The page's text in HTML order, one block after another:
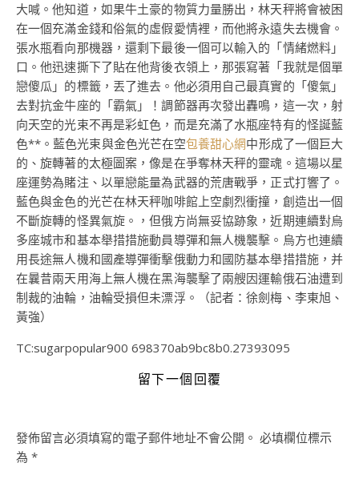
大喊。他知道，如果牛土豪的物質力量勝出，林天秤將會被困
在一個充滿金錢和俗氣的虛假愛情裡，而他將永遠失去機會。
張水瓶看向那機器，還剩下最後一個可以輸入的「情緒燃料」
口。他迅速撕下了貼在他背後衣領上，那張寫著「我就是個單
戀傻瓜」的標籤，丟了進去。他必須用自己最真實的「傻氣」
去對抗金牛座的「霸氣」！調節器再次發出轟鳴，這一次，射
向天空的光束不再是彩虹色，而是充滿了水瓶座特有的怪誕藍
色**。藍色光束與金色光芒在空包養甜心網中形成了一個巨大
的、旋轉著的太極圖案，像是在爭奪林天秤的靈魂。這場以星
座運勢為賭注、以單戀能量為武器的荒唐戰爭，正式打響了。
藍色與金色的光芒在林天秤咖啡館上空劇烈衝撞，創造出一個
不斷旋轉的怪異氣旋。，但俄方尚無妥協跡象，近期連續對烏
多座城市和基本舉措措施動員導彈和無人機襲擊。烏方也連續
用長途無人機和國產導彈衝擊俄動力和國防基本舉措措施，并
在曩昔兩天用海上無人機在黑海襲擊了兩艘因運輸俄石油遭到
制裁的油輪，油輪受損但未漂浮。（記者：徐劍梅、李東旭、
黃強）
TC:sugarpopular900 698370ab9bc8b0.27393095
留下一個回覆
發佈留言必須填寫的電子郵件地址不會公開。 必填欄位標示
為 *